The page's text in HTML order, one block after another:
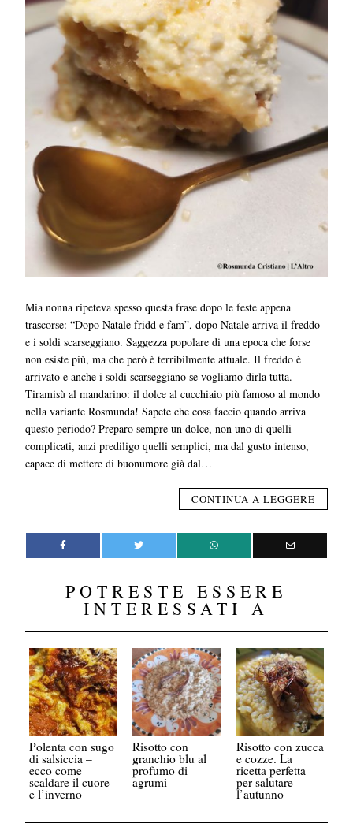
Mia nonna ripeteva spesso questa frase dopo le feste appena
trascorse: “Dopo Natale fridd e fam”, dopo Natale arriva il freddo
e i soldi scarseggiano. Saggezza popolare di una epoca che forse
non esiste più, ma che però è terribilmente attuale. Il freddo è
arrivato e anche i soldi scarseggiano se vogliamo dirla tutta.
Tiramisù al mandarino: il dolce al cucchiaio più famoso al mondo
nella variante Rosmunda! Sapete che cosa faccio quando arriva
questo periodo? Preparo sempre un dolce, non uno di quelli
complicati, anzi prediligo quelli semplici, ma dal gusto intenso,
capace di mettere di buonumore già dal…
CONTINUA A LEGGERE
POTRESTE ESSERE
INTERESSATI A
Polenta con sugo
di salsiccia –
ecco come
scaldare il cuore
e l’inverno
Risotto con
granchio blu al
profumo di
agrumi
Risotto con zucca
e cozze. La
ricetta perfetta
per salutare
l’autunno